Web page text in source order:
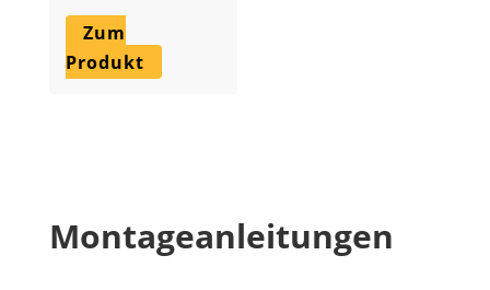
Zum
Produkt
Montageanleitungen